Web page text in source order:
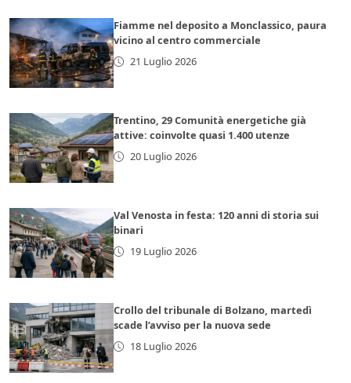
Fiamme nel deposito a Monclassico, paura
vicino al centro commerciale
21 Luglio 2026
Trentino, 29 Comunità energetiche già
attive: coinvolte quasi 1.400 utenze
20 Luglio 2026
Val Venosta in festa: 120 anni di storia sui
binari
19 Luglio 2026
Crollo del tribunale di Bolzano, martedì
scade l’avviso per la nuova sede
18 Luglio 2026